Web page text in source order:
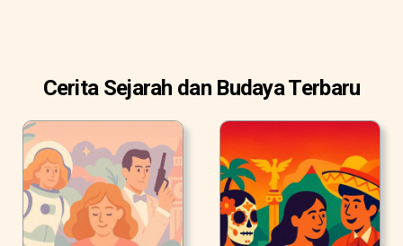
Cerita Sejarah dan Budaya Terbaru